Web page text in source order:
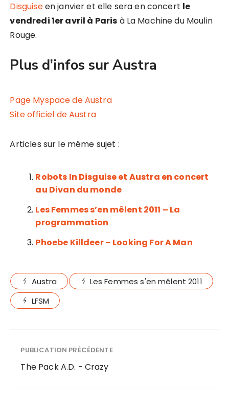
Disguiseen janvier et elle sera en concert le
vendredi 1er avril à Paris à La Machine du Moulin
Rouge.
Plus d’infos sur Austra
Page Myspace de Austra
Site officiel de Austra
Articles sur le même sujet :
Robots In Disguise et Austra en concert
au Divan du monde
Les Femmes s’en mêlent 2011 – La
programmation
Phoebe Killdeer – Looking For A Man
Austra
Les Femmes s'en mêlent 2011
LFSM
PUBLICATION PRÉCÉDENTE
The Pack A.D. - Crazy